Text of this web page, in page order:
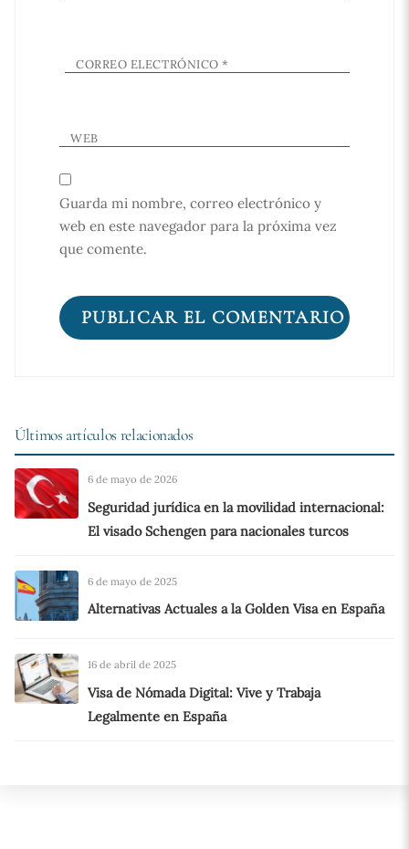
CORREO ELECTRÓNICO*
WEB
Guarda mi nombre, correo electrónico y
web en este navegador para la próxima vez
que comente.
Últimos artículos relacionados
6 de mayo de 2026
Seguridad jurídica en la movilidad internacional:
El visado Schengen para nacionales turcos
6 de mayo de 2025
Alternativas Actuales a la Golden Visa en España
16 de abril de 2025
Visa de Nómada Digital: Vive y Trabaja
Legalmente en España